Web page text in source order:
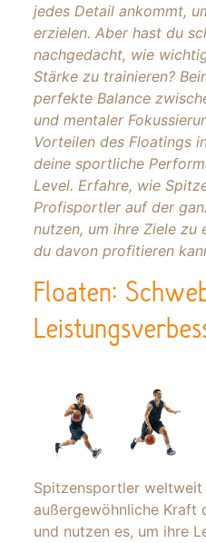
jedes Detail ankommt,
erzielen. Aber hast du
nachgedacht, wie
Stärke zu trainieren?
perfekte Balance
und mentaler
Vorteilen des Floatings
deine sportliche
Level. Erfahre, wie
Profisportler auf der
nutzen, um ihre Ziele zu
du davon profitieren
Floaten:
Spitzensportler weltweit
außergewöhnliche Kraft
und nutzen es, um ihre